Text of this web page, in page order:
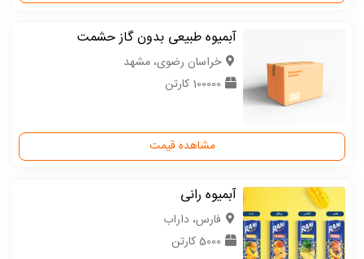
آبمیوه طبیعی بدون گاز حشمت
خراسان رضوی، مشهد
100000 کارتن
مشاهده قیمت
آبمیوه رانی
فارس، داراب
5000 کارتن